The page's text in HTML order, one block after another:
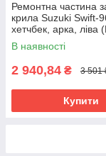
Ремонтна частина
крила Suzuki Swift-
хетчбек, арка, ліва
В наявності
2 940,84 ₴ 3 501
Купити